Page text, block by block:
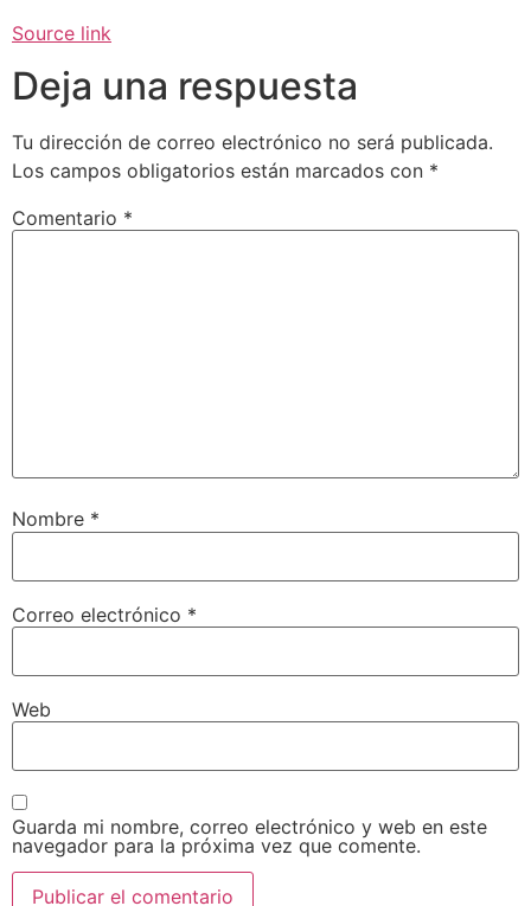
Source link
Deja una respuesta
Tu dirección de correo electrónico no será publicada.
Los campos obligatorios están marcados con *
Comentario *
Nombre *
Correo electrónico *
Web
Guarda mi nombre, correo electrónico y web en este
navegador para la próxima vez que comente.